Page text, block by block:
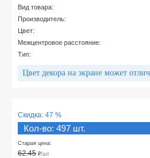
Вид товара:
Производитель:
Цвет:
Межцентровое расстояние:
Тип:
Цвет декора на экране может
Скидка: 47 %
Кол-во: 497 шт.
Старая цена:
62.45 ₽/шт